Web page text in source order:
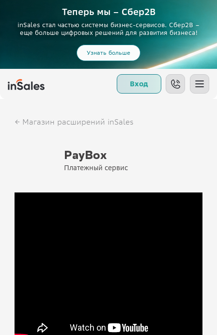
Теперь мы – Сбер2B
inSales стал частью системы бизнес-сервисов. Сбер2В –
еще больше цифровых решений для развития бизнеса!
Узнать больше
Вход
Магазин расширений inSales
PayBox
Платежный сервис